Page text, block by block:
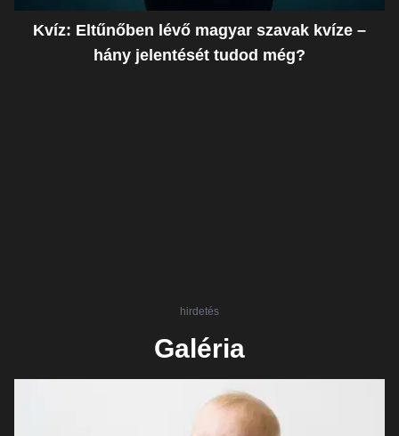
Kvíz: Eltűnőben lévő magyar szavak kvíze –
hány jelentését tudod még?
hirdetés
Galéria